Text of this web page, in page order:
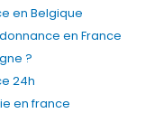
en Belgique
en France
?
24h
en france